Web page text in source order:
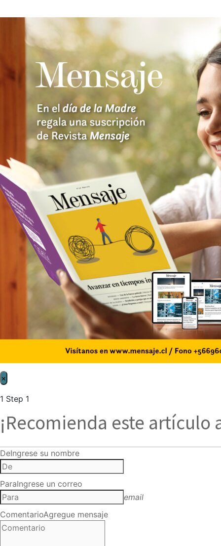
×
1 Step 1
¡Recomienda este artículo
DeIngrese su nombre
ParaIngrese un correo
email
ComentarioAgregue mensaje